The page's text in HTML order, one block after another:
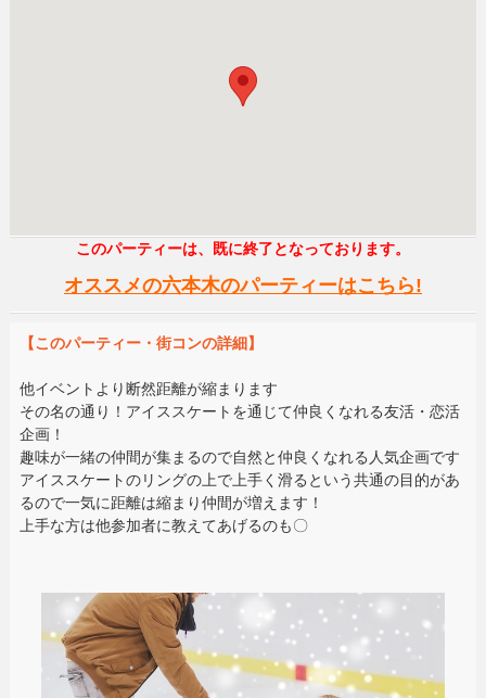
このパーティーは、既に終了となっております。
オススメの六本木のパーティーはこちら!
【このパーティー・街コンの詳細】
他イベントより断然距離が縮まります
その名の通り！アイススケートを通じて仲良くなれる友活・恋活
企画！
趣味が一緒の仲間が集まるので自然と仲良くなれる人気企画です
アイススケートのリングの上で上手く滑るという共通の目的があ
るので一気に距離は縮まり仲間が増えます！
上手な方は他参加者に教えてあげるのも〇